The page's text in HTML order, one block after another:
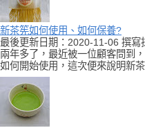
新茶筅如何使用、如何保養?
最後更新日期：2020-11-06 撰寫
兩年多了，最近被一位顧客問到
如何開始使用，這次便來說明新